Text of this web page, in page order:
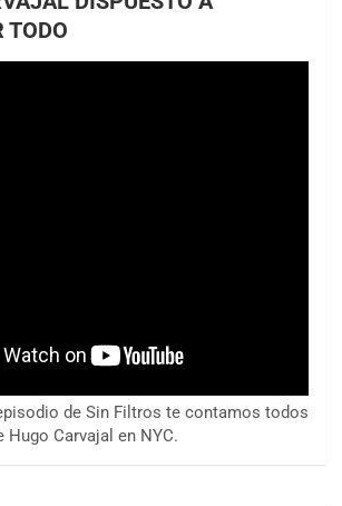
TODO
de Sin Filtros te contamos todos
Carvajal en NYC.